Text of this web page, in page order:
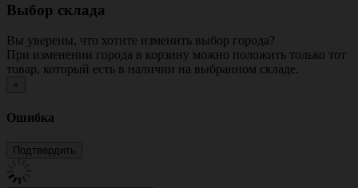
Выбор склада
Вы уверены, что хотите изменить выбор города?
При изменении города в корзину можно положить только тот
товар, который есть в наличии на выбранном складе.
×
Ошибка